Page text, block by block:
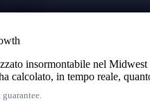
insormontabile nel
calcolato, in tempo reale,